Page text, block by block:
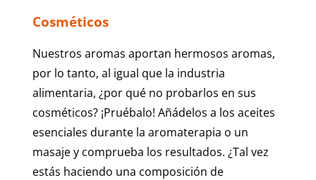
Cosméticos
Nuestros aromas aportan hermosos aromas,
por lo tanto, al igual que la industria
alimentaria, ¿por qué no probarlos en sus
cosméticos? ¡Pruébalo! Añádelos a los aceites
esenciales durante la aromaterapia o un
masaje y comprueba los resultados. ¿Tal vez
estás haciendo una composición de